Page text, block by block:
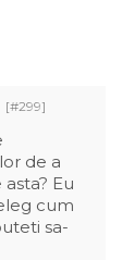
[#299]
de a
Eu
cum
sa-